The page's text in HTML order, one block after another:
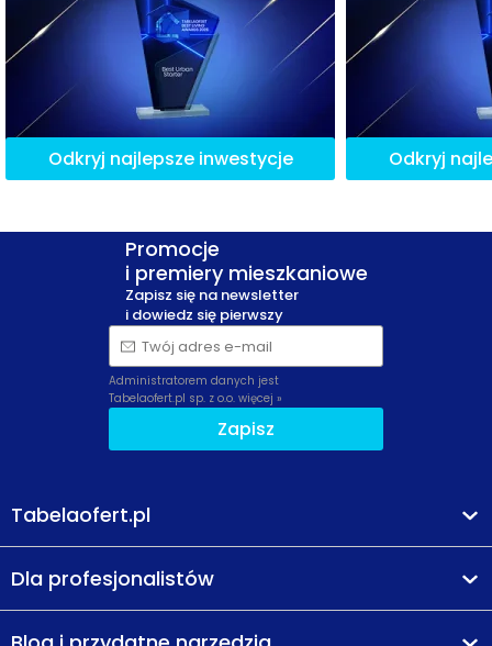
Odkryj najlepsze inwestycje Odkryj
Promocje
i premiery mieszkaniowe
Zapisz się na newsletter
i dowiedz się pierwszy
Twój adres e-mail
Administratorem danych jest
Tabelaofert.pl sp. z o.o. więcej »
Zapisz
Tabelaofert.pl
Dla profesjonalistów